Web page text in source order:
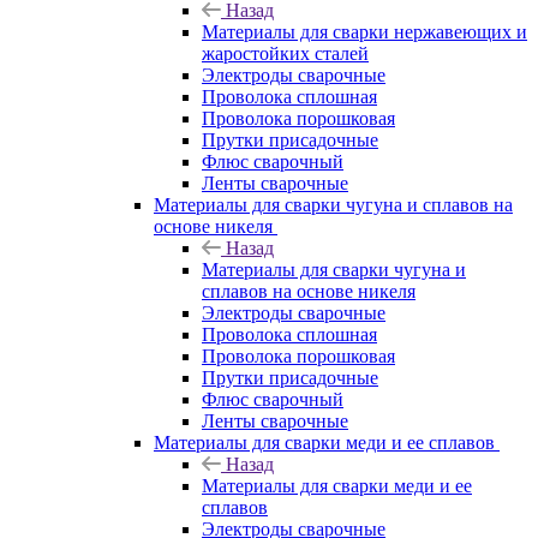
Назад
Материалы для сварки нержавеющих и
жаростойких сталей
Электроды сварочные
Проволока сплошная
Проволока порошковая
Прутки присадочные
Флюс сварочный
Ленты сварочные
Материалы для сварки чугуна и сплавов на
основе никеля
Назад
Материалы для сварки чугуна и
сплавов на основе никеля
Электроды сварочные
Проволока сплошная
Проволока порошковая
Прутки присадочные
Флюс сварочный
Ленты сварочные
Материалы для сварки меди и ее сплавов
Назад
Материалы для сварки меди и ее
сплавов
Электроды сварочные